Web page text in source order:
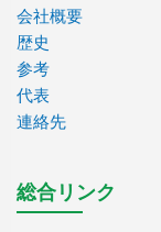
会社概要
歴史
参考
代表
連絡先
総合リンク